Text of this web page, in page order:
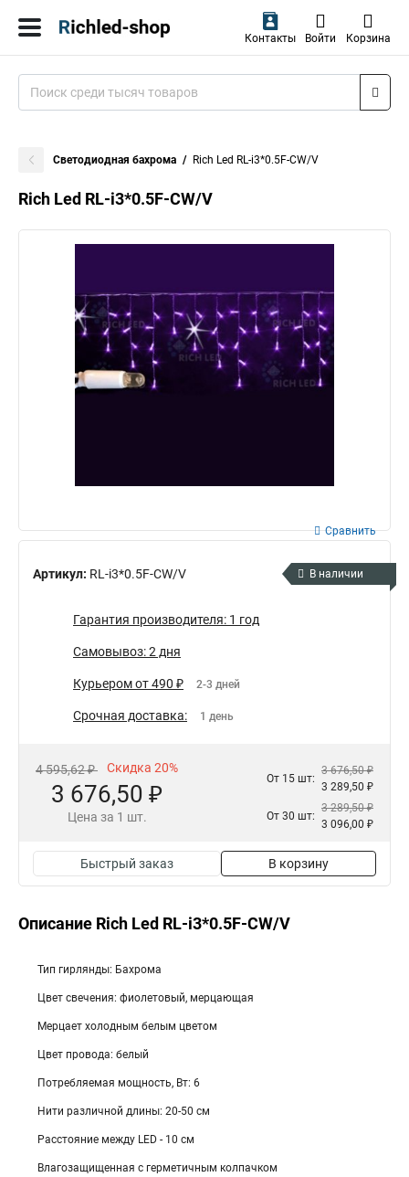
Контакты Войти Корзина
Светодиодная бахрома Rich Led RL-i3*0.5F-CW/V
Rich Led RL-i3*0.5F-CW/V
Артикул: RL-i3*0.5F-CW/V
Сравнить
В наличии
Гарантия производителя: 1 год
Самовывоз: 2 дня
Курьером от 490 ₽ 2-3 дней
Срочная доставка: 1 день
4 595,62 ₽ Скидка 20%
3 676,50 ₽
Цена за 1 шт.
От 15 шт:
3 676,50 ₽
3 289,50 ₽
От 30 шт:
3 289,50 ₽
3 096,00 ₽
Быстрый заказ В корзину
Описание Rich Led RL-i3*0.5F-CW/V
Тип гирлянды: Бахрома
Цвет свечения: фиолетовый, мерцающая
Мерцает холодным белым цветом
Цвет провода: белый
Потребляемая мощность, Вт: 6
Нити различной длины: 20-50 см
Расстояние между LED - 10 см
Влагозащищенная с герметичным колпачком